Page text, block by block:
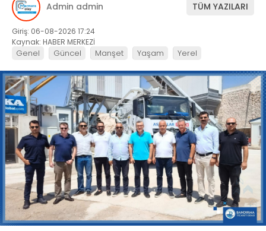
Admin admin TÜM YAZILARI
Giriş: 06-08-2026 17:24
Kaynak: HABER MERKEZİ
Genel Güncel Manşet Yaşam Yerel